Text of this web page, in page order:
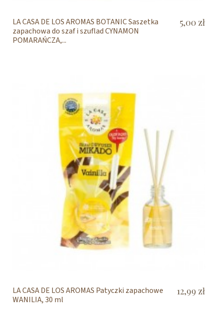
LA CASA DE LOS AROMAS BOTANIC Saszetka
zapachowa do szaf i szuflad CYNAMON
POMARAŃCZA,...
5,00 zł
LA CASA DE LOS AROMAS Patyczki zapachowe
WANILIA, 30 ml
12,99 zł